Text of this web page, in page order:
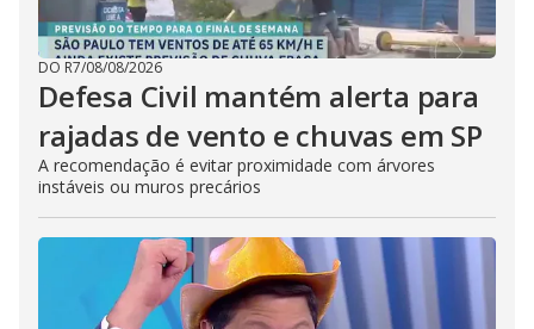
DO R7/08/08/2026
Defesa Civil mantém alerta para
rajadas de vento e chuvas em SP
A recomendação é evitar proximidade com árvores
instáveis ou muros precários